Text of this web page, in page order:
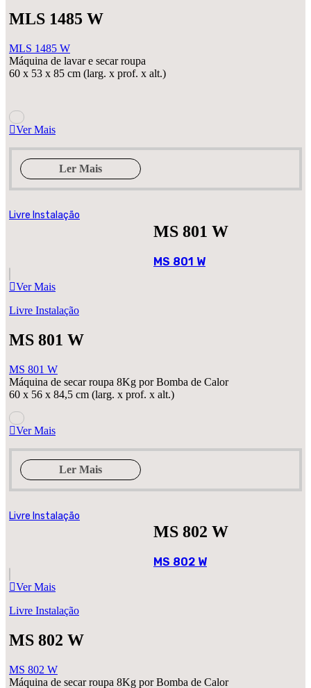
MLS 1485 W
MLS 1485 W
Máquina de lavar e secar roupa
60 x 53 x 85 cm (larg. x prof. x alt.)
Ver Mais
Ler Mais
Livre Instalação
MS 801 W
MS 801 W
Ver Mais
Livre Instalação
MS 801 W
MS 801 W
Máquina de secar roupa 8Kg por Bomba de Calor
60 x 56 x 84,5 cm (larg. x prof. x alt.)
Ver Mais
Ler Mais
Livre Instalação
MS 802 W
MS 802 W
Ver Mais
Livre Instalação
MS 802 W
MS 802 W
Máquina de secar roupa 8Kg por Bomba de Calor